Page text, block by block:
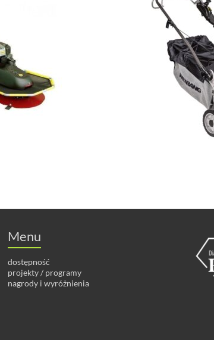
Menu
dostępność
projekty / programy
nagrody i wyróżnienia